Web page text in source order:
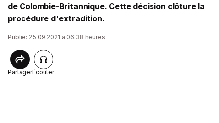
de Colombie-Britannique. Cette décision clôture la
procédure d'extradition.
Publié: 25.09.2021 à 06:38 heures
PartagerÉcouter